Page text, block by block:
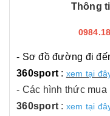
Thông
- Sơ đồ đường đi
360sport : xem tại
- Các hình thức
360sport : xem tại